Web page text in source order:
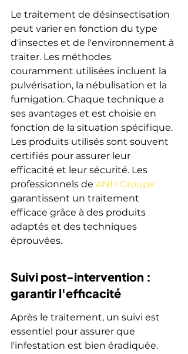
Le traitement de désinsectisation
peut varier en fonction du type
d'insectes et de l'environnement à
traiter. Les méthodes
couramment utilisées incluent la
pulvérisation, la nébulisation et la
fumigation. Chaque technique a
ses avantages et est choisie en
fonction de la situation spécifique.
Les produits utilisés sont souvent
certifiés pour assurer leur
efficacité et leur sécurité. Les
professionnels de ANH Groupe
garantissent un traitement
efficace grâce à des produits
adaptés et des techniques
éprouvées.
Suivi post-intervention :
garantir l'efficacité
Après le traitement, un suivi est
essentiel pour assurer que
l'infestation est bien éradiquée.